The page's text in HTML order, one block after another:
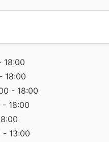
18:00
18:00
- 18:00
- 18:00
- 13:00